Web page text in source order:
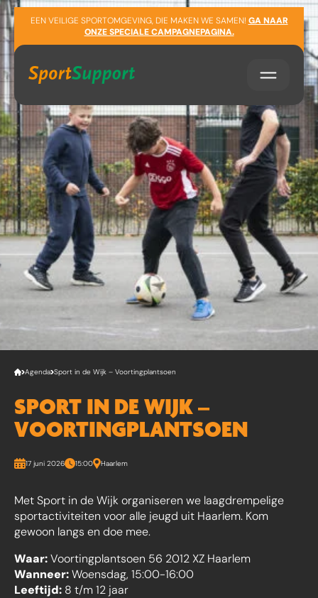
Sla navigatie over
EEN VEILIGE SPORTOMGEVING, DIE MAKEN WE SAMEN! GA NAAR
ONZE SPECIALE CAMPAGNEPAGINA.
Agenda Sport in de Wijk – Voortingplantsoen
SPORT IN DE WIJK –
VOORTINGPLANTSOEN
17 juni 2026 15:00 Haarlem
Met Sport in de Wijk organiseren we laagdrempelige
sportactiviteiten voor alle jeugd uit Haarlem. Kom
gewoon langs en doe mee.
Waar:Voortingplantsoen 56 2012 XZ Haarlem
Wanneer:Woensdag, 15:00-16:00
Leeftijd: 8 t/m 12 jaar